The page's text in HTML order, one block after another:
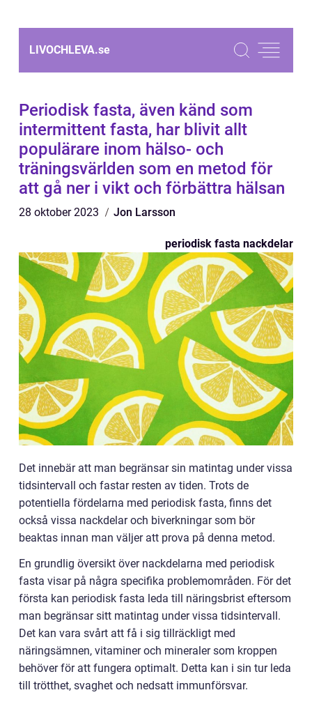
LIVOCHLEVA.se
Periodisk fasta, även känd som
intermittent fasta, har blivit allt
populärare inom hälso- och
träningsvärlden som en metod för
att gå ner i vikt och förbättra hälsan
28 oktober 2023 Jon Larsson
periodisk fasta nackdelar
Det innebär att man begränsar sin matintag under vissa
tidsintervall och fastar resten av tiden. Trots de
potentiella fördelarna med periodisk fasta, finns det
också vissa nackdelar och biverkningar som bör
beaktas innan man väljer att prova på denna metod.
En grundlig översikt över nackdelarna med periodisk
fasta visar på några specifika problemområden. För det
första kan periodisk fasta leda till näringsbrist eftersom
man begränsar sitt matintag under vissa tidsintervall.
Det kan vara svårt att få i sig tillräckligt med
näringsämnen, vitaminer och mineraler som kroppen
behöver för att fungera optimalt. Detta kan i sin tur leda
till trötthet, svaghet och nedsatt immunförsvar.